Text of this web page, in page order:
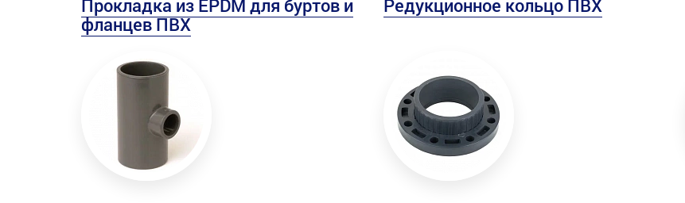
Прокладка из EPDM для буртов и
фланцев ПВХ
Редукционное кольцо ПВХ